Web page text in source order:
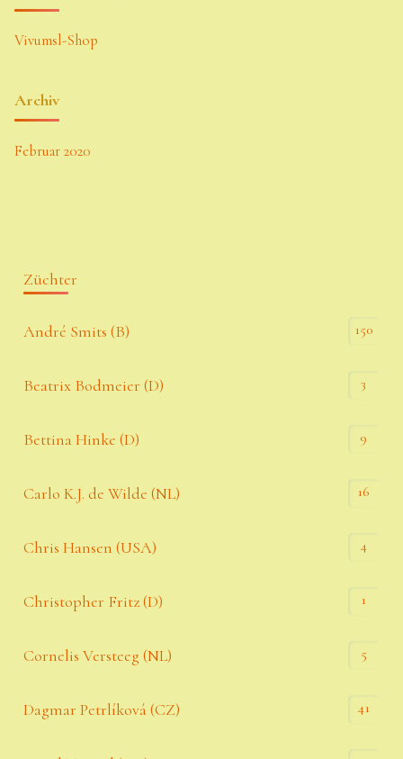
Vivumsl-Shop
Archiv
Februar 2020
Züchter
André Smits (B) 150
Beatrix Bodmeier (D) 3
Bettina Hinke (D) 9
Carlo K.J. de Wilde (NL) 16
Chris Hansen (USA) 4
Christopher Fritz (D) 1
Cornelis Versteeg (NL) 5
Dagmar Petrlíková (CZ) 41